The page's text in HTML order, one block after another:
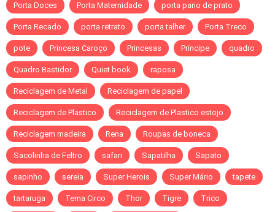
Porta Doces Porta Maternidade porta pano de prato
Porta Recado porta retrato porta talher Porta Treco
pote Princesa Caroço Princesas Príncipe quadro
Quadro Bastidor Quiet book raposa
Reciclagem de Metal Reciclagem de papel
Reciclagem de Plastico Reciclagem de Plastico estojo
Reciclagem madeira Rena Roupas de boneca
Sacolinha de Feltro safari Sapatilha Sapato
sapinho sereia Super Herois Super Mário tapete
tartaruga Tema Circo Thor Tigre Trico